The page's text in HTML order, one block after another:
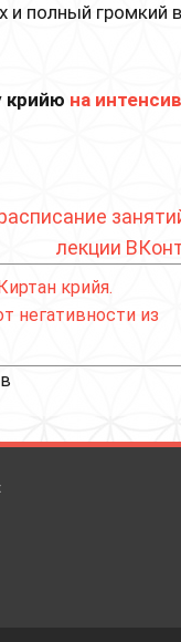
и полный
крийю на
лекции
крийя.
негативности из